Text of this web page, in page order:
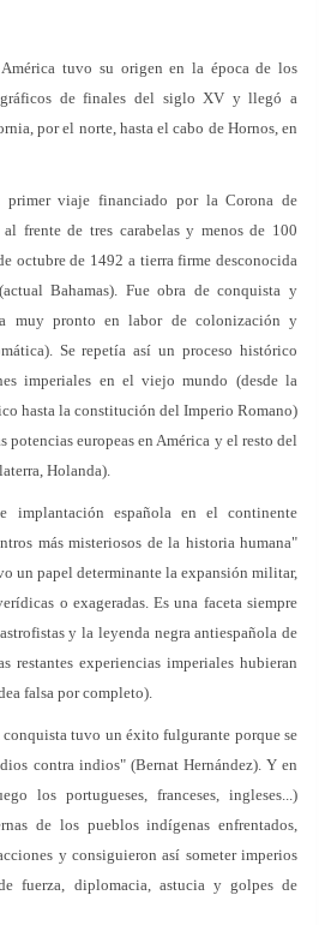
tuvo su origen en la época de los
de finales del siglo XV y llegó a
por el norte, hasta el cabo de Hornos, en
primer viaje financiado por la Corona de
frente de tres carabelas y menos de 100
octubre de 1492 a tierra firme desconocida
Bahamas). Fue obra de conquista y
muy pronto en labor de colonización y
Se repetía así un proceso histórico
imperiales en el viejo mundo (desde la
hasta la constitución del Imperio Romano)
europeas en América y el resto del
Holanda).
implantación española en el continente
más misteriosos de la historia humana"
un papel determinante la expansión militar,
o exageradas. Es una faceta siempre
y la leyenda negra antiespañola de
restantes experiencias imperiales hubieran
falsa por completo).
conquista tuvo un éxito fulgurante porque se
contra indios" (Bernat Hernández). Y en
los portugueses, franceses, ingleses...)
de los pueblos indígenas enfrentados,
y consiguieron así someter imperios
fuerza, diplomacia, astucia y golpes de